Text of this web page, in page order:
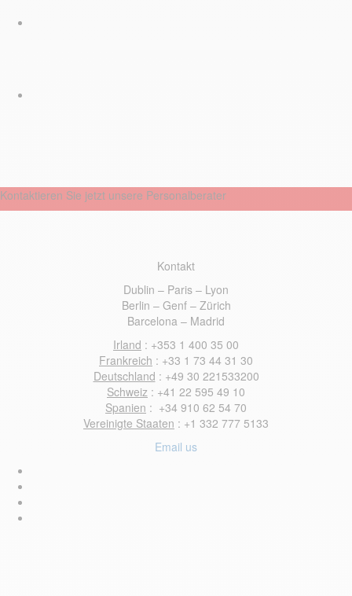
Kontaktieren Sie jetzt unsere Personalberater
Kontakt
Dublin – Paris – Lyon
Berlin – Genf – Zürich
Barcelona – Madrid
Irland : +353 1 400 35 00
Frankreich : +33 1 73 44 31 30
Deutschland : +49 30 221533200
Schweiz : +41 22 595 49 10
Spanien : +34 910 62 54 70
Vereinigte Staaten : +1 332 777 5133
Email us